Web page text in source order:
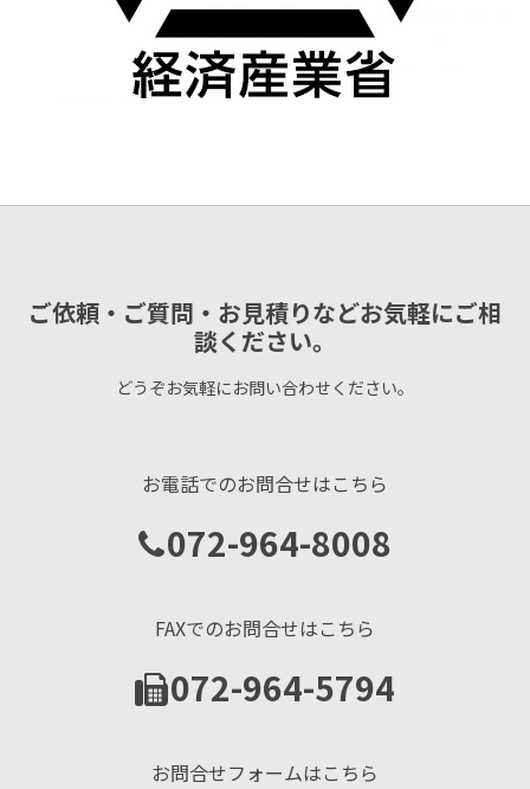
ご依頼・ご質問・お見積りなどお気軽にご相
談ください。
どうぞお気軽にお問い合わせください。
お電話でのお問合せはこちら
072-964-8008
FAXでのお問合せはこちら
072-964-5794
お問合せフォームはこちら